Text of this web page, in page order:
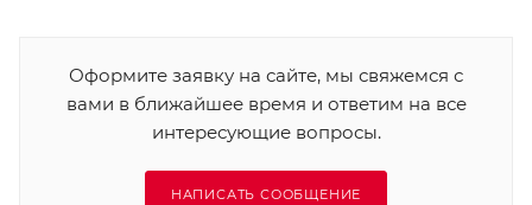
Оформите заявку на сайте, мы свяжемся с
вами в ближайшее время и ответим на все
интересующие вопросы.
НАПИСАТЬ СООБЩЕНИЕ